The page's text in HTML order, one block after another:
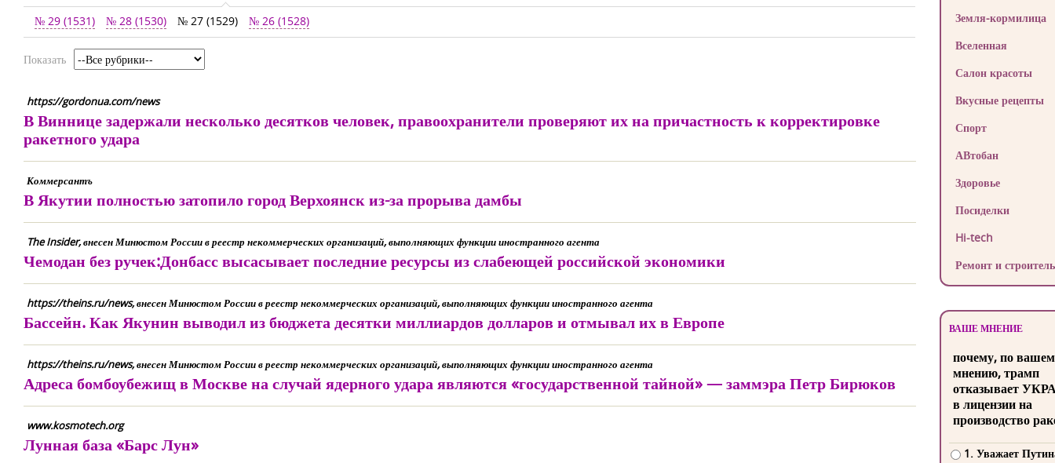
№ 29 (1531) № 28 (1530) № 27 (1529) № 26 (1528)
Показать
https://gordonua.com/news
В Виннице задержали несколько десятков человек, правоохранители проверяют их на причастность к корректировке
ракетного удара
Коммерсантъ
В Якутии полностью затопило город Верхоянск из-за прорыва дамбы
The Insider, внесен Минюстом России в реестр некоммерческих организаций, выполняющих функции иностранного агента
Чемодан без ручек:Донбасс высасывает последние ресурсы из слабеющей российской экономики
https://theins.ru/news, внесен Минюстом России в реестр некоммерческих организаций, выполняющих функции иностранного агента
Бассейн. Как Якунин выводил из бюджета десятки миллиардов долларов и отмывал их в Европе
https://theins.ru/news, внесен Минюстом России в реестр некоммерческих организаций, выполняющих функции иностранного агента
Адреса бомбоубежищ в Москве на случай ядерного удара являются «государственной тайной» — заммэра Петр Бирюков
www.kosmotech.org
Лунная база «Барс Лун»
Земля-кормилица
Вселенная
Салон красоты
Вкусные рецепты
Спорт
АВтобан
Здоровье
Посиделки
Hi-tech
Ремонт и
ВАШЕ МНЕНИЕ
почему, по
мнению, трамп
отказывает
в лицензии на
производство
1. Уважает